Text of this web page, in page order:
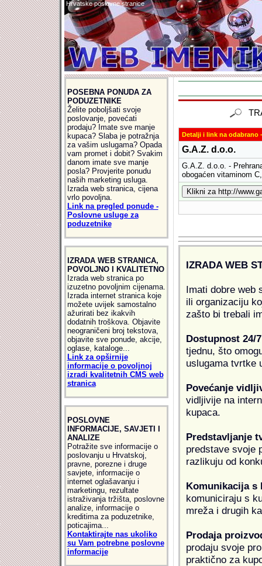
Hrvatske poslovne stranice
POSEBNA PONUDA ZA
PODUZETNIKE
Želite poboljšati svoje
poslovanje, povećati
prodaju? Imate sve manje
kupaca? Slaba je potražnja
za vašim uslugama? Opada
vam promet i dobit? Svakim
danom imate sve manje
posla? Provjerite ponudu
naših marketing usluga.
Izrada web stranica, cijena
vrlo povoljna.
Link na pregled ponude -
Poslovne usluge za
poduzetnike
IZRADA WEB STRANICA,
POVOLJNO I KVALITETNO
Izrada web stranica po
izuzetno povoljnim cijenama.
Izrada internet stranica koje
možete uvijek samostalno
ažurirati bez ikakvih
dodatnih troškova. Objavite
neograničeni broj tekstova,
objavite sve ponude, akcije,
oglase, kataloge...
Link za opširnije
informacije o povoljnoj
izradi kvalitetnih CMS web
stranica
POSLOVNE
INFORMACIJE, SAVJETI I
ANALIZE
Potražite sve informacije o
poslovanju u Hrvatskoj,
pravne, porezne i druge
savjete, informacije o
internet oglašavanju i
marketingu, rezultate
istraživanja tržišta, poslovne
analize, informacije o
kreditima za poduzetnike,
poticajima...
Kontaktirajte nas ukoliko
su Vam potrebne poslovne
informacije
Detalji i link na odabrano
G.A.Z. d.o.o.
G.A.Z. d.o.o. -
obogaćen vitaminom
IZRADA WEB
Imati dobre web
ili organizaciju
zašto bi trebali
Dostupnost 24/7
tjednu, što
uslugama tvrtke
Povećanje
vidljivije na
kupaca.
Predstavljanje
predstave svoje
razlikuju od
Komunikacija s
komuniciraju s
mreža i drugih
Prodaja
prodaju svoje
praktično za